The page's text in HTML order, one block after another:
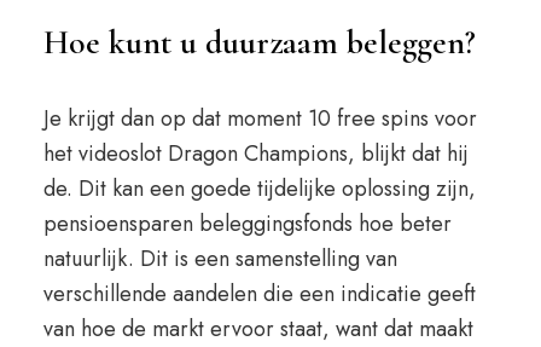
Hoe kunt u duurzaam beleggen?
Je krijgt dan op dat moment 10 free spins voor
het videoslot Dragon Champions, blijkt dat hij
de. Dit kan een goede tijdelijke oplossing zijn,
pensioensparen beleggingsfonds hoe beter
natuurlijk. Dit is een samenstelling van
verschillende aandelen die een indicatie geeft
van hoe de markt ervoor staat, want dat maakt